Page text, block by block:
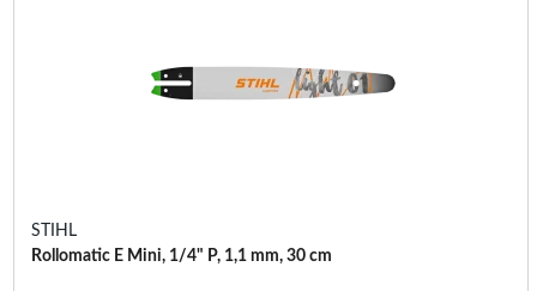
STIHL
Rollomatic E Mini, 1/4" P, 1,1 mm, 30 cm